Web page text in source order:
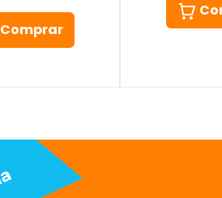
Comprar